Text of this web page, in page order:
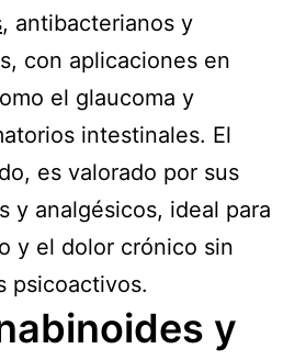
, antibacterianos y
con aplicaciones en
el glaucoma y
intestinales. El
es valorado por sus
y analgésicos, ideal para
y el dolor crónico sin
psicoactivos.
y